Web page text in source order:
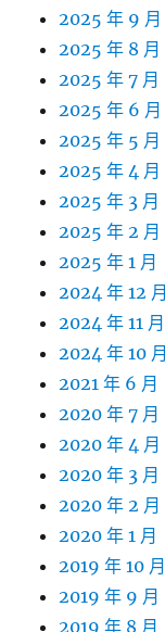
2025 年 9 月
2025 年 8 月
2025 年 7 月
2025 年 6 月
2025 年 5 月
2025 年 4 月
2025 年 3 月
2025 年 2 月
2025 年 1 月
2024 年 12 月
2024 年 11 月
2024 年 10 月
2021 年 6 月
2020 年 7 月
2020 年 4 月
2020 年 3 月
2020 年 2 月
2020 年 1 月
2019 年 10 月
2019 年 9 月
2019 年 8 月